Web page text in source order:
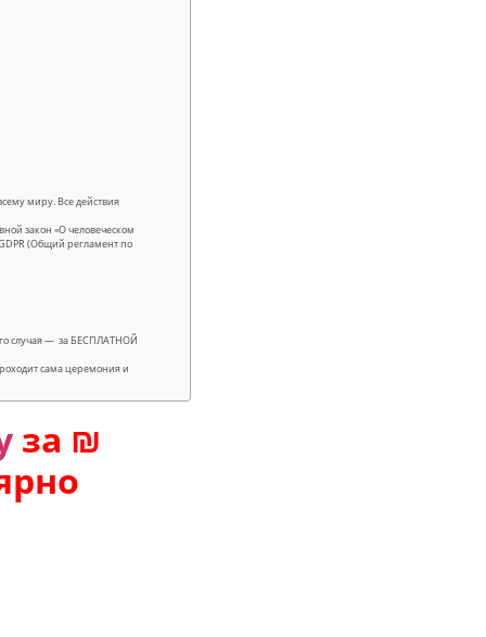
миру. Все действия
закон «О человеческом
GDPR (Общий регламент по
случая — за БЕСПЛАТНОЙ
сама церемония и
за ₪